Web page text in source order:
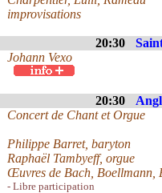
improvisations
20:30
Johann Vexo
20:30
Concert de Chant et Orgue
Philippe Barret, baryton
Raphaël Tambyeff, orgue
Œuvres de Bach, Boellmann,
- Libre participation